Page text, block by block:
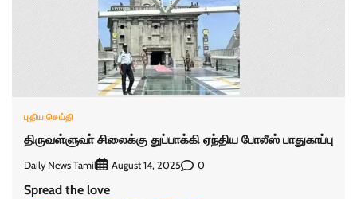
புதிய செய்தி
திருவள்ளுவா் சிலைக்கு துப்பாக்கி ஏந்திய போலீஸ் பாதுகாப்பு
Daily News Tamil August 14, 2025 0
Spread the love